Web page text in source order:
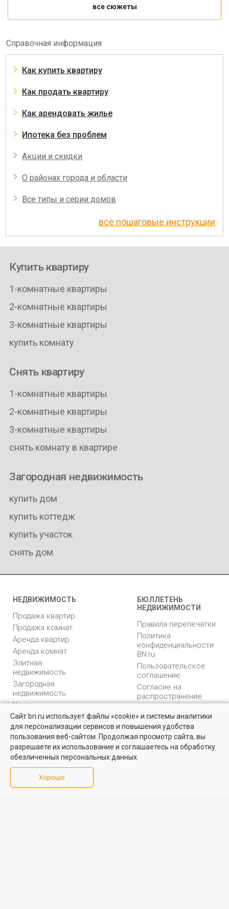
Найти квартиру - это просто!
Выбирайте среди 14 тысяч проверенных вариантов на вторичом
рынке жилья на портале BN.ru
Посмотреть объявления
все сюжеты
Справочная информация
Как купить квартиру
Как продать квартиру
Как арендовать жилье
Ипотека без проблем
Акции и скидки
О районах города и области
Все типы и серии домов
все пошаговые инструкции
Купить квартиру
1-комнатные квартиры
2-комнатные квартиры
3-комнатные квартиры
купить комнату
Снять квартиру
1-комнатные квартиры
2-комнатные квартиры
3-комнатные квартиры
снять комнату в квартире
Загородная недвижимость
купить дом
купить коттедж
купить участок
снять дом
НЕДВИЖИМОСТЬ
Продажа квартир
Продажа комнат
Аренда квартир
Аренда комнат
Элитная
недвижимость
Загородная
недвижимость
Коммерческая
недвижимость
БЮЛЛЕТЕНЬ
НЕДВИЖИМОСТИ
Правила перепечатки
Политика
конфиденциальности
BN.ru
Пользовательское
соглашение
Согласие на
распространение
персональных данных
Карта сайта
Медийная реклама
PR продвижение
Аналитика
недвижимости
Сайт bn.ru использует файлы «cookie» и системы аналитики
для персонализации сервисов и повышения удобства
пользования веб-сайтом. Продолжая просмотр сайта, вы
разрешаете их использование и соглашаетесь на обработку
обезличенных персональных данных.
Хорошо